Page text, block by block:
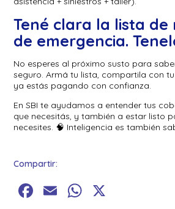
Tené clara la lista de
de emergencia.
No esperes al próximo susto para
seguro. Armá tu lista, compartila con
ya estás pagando con confianza.
En SBI te ayudamos a entender tus
que necesitás, y también a estar listo
necesites. 🧠 Inteligencia es también
Compartir:
Facebook
EmailWhatsApp